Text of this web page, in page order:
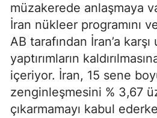
müzakerede anlaşmaya
İran nükleer programını
AB tarafından İran’a
yaptırımların
içeriyor. İran, 15 sene
zenginleşmesini % 3,67
çıkarmamayı kabul